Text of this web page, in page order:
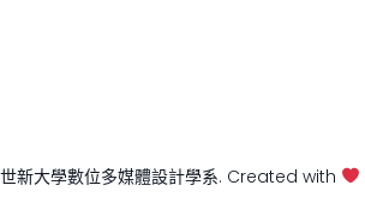
新大學數位多媒體設計學系. Created with